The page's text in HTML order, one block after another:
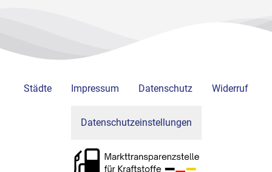
Städte Impressum Datenschutz Widerruf
Datenschutzeinstellungen